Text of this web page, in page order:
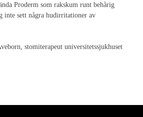
Proderm som rakskum runt behårig
inte sett några hudirritationer av
stomiterapeut universitetssjukhuset